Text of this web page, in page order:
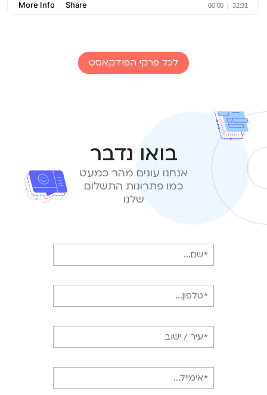
לכל פרקי הפודקאסט
בואו נדבר
אנחנו עונים מהר כמעט
כמו פתרונות התשלום
שלנו